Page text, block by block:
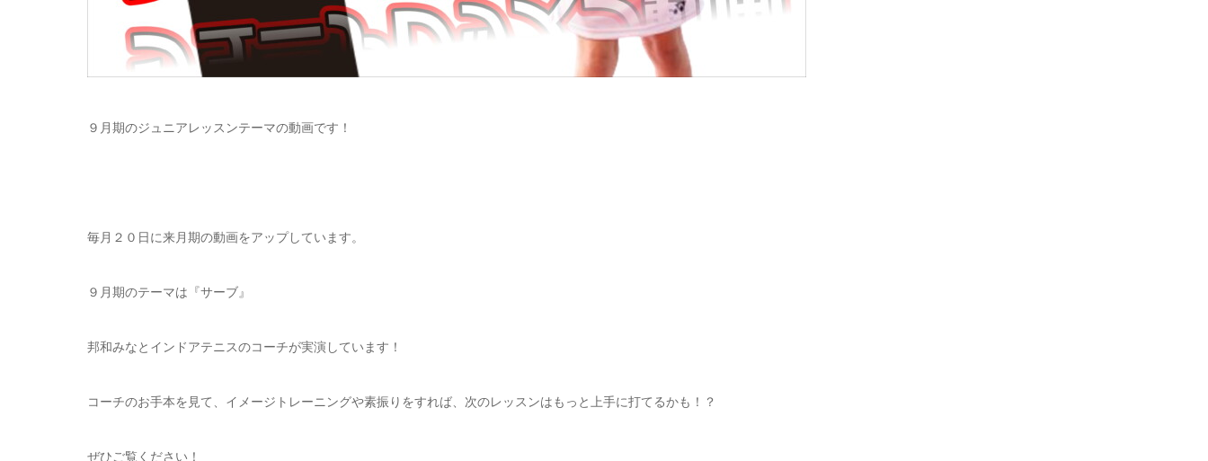
９月期のジュニアレッスンテーマの動画です！
毎月２０日に来月期の動画をアップしています。
９月期のテーマは『サーブ』
邦和みなとインドアテニスのコーチが実演しています！
コーチのお手本を見て、イメージトレーニングや素振りをすれば、次のレッスンはもっと上手に打てるかも！？
ぜひご覧ください！